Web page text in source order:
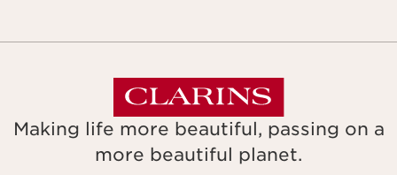
Making life more beautiful, passing on a
more beautiful planet.